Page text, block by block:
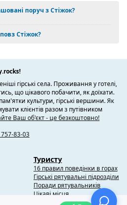
поруч з Стіжок?
Стіжок?
гірські села. Проживання у готелі,
що цікавого побачити, як доїхати.
культури, гірські вершини. Як
клієнтів разом з путівником
Ваш об'єкт - це безкоштовно!
83-03
Туристу
16 правил поведінки в горах
Гірські рятувальні підрозділи
Поради рятувальників
Цікаві місця